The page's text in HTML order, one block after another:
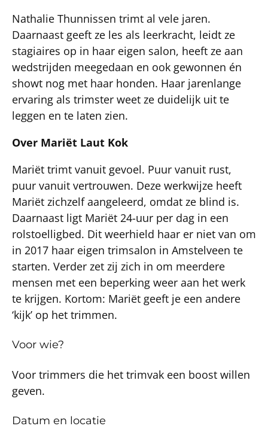
Nathalie Thunnissen trimt al vele jaren.
Daarnaast geeft ze les als leerkracht, leidt ze
stagiaires op in haar eigen salon, heeft ze aan
wedstrijden meegedaan en ook gewonnen én
showt nog met haar honden. Haar jarenlange
ervaring als trimster weet ze duidelijk uit te
leggen en te laten zien.
Over Mariët Laut Kok
Mariët trimt vanuit gevoel. Puur vanuit rust,
puur vanuit vertrouwen. Deze werkwijze heeft
Mariët zichzelf aangeleerd, omdat ze blind is.
Daarnaast ligt Mariët 24-uur per dag in een
rolstoelligbed. Dit weerhield haar er niet van om
in 2017 haar eigen trimsalon in Amstelveen te
starten. Verder zet zij zich in om meerdere
mensen met een beperking weer aan het werk
te krijgen. Kortom: Mariët geeft je een andere
‘kijk’ op het trimmen.
Voor wie?
Voor trimmers die het trimvak een boost willen
geven.
Datum en locatie